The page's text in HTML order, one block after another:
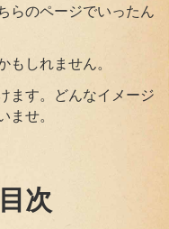
らのページでいったん
しれません。
ます。どんなイメージ
せ。
次